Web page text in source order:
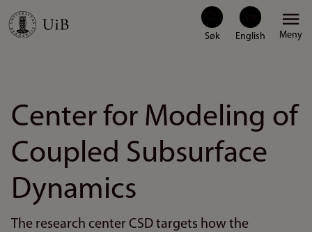
Hopp
Meny
Center for Modeling of
Coupled Subsurface
Dynamics
The research center CSD targets how the